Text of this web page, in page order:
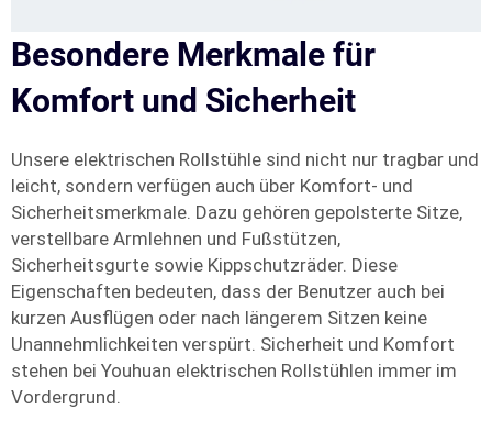
Besondere Merkmale für
Komfort und Sicherheit
Unsere elektrischen Rollstühle sind nicht nur tragbar und
leicht, sondern verfügen auch über Komfort- und
Sicherheitsmerkmale. Dazu gehören gepolsterte Sitze,
verstellbare Armlehnen und Fußstützen,
Sicherheitsgurte sowie Kippschutzräder. Diese
Eigenschaften bedeuten, dass der Benutzer auch bei
kurzen Ausflügen oder nach längerem Sitzen keine
Unannehmlichkeiten verspürt. Sicherheit und Komfort
stehen bei Youhuan elektrischen Rollstühlen immer im
Vordergrund.